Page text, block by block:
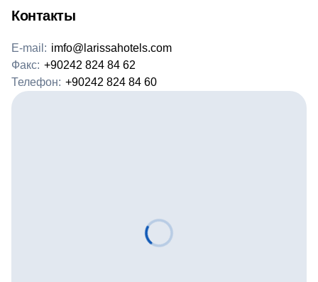
Контакты
E-mail: imfo@larissahotels.com
Факс: +90242 824 84 62
Телефон: +90242 824 84 60